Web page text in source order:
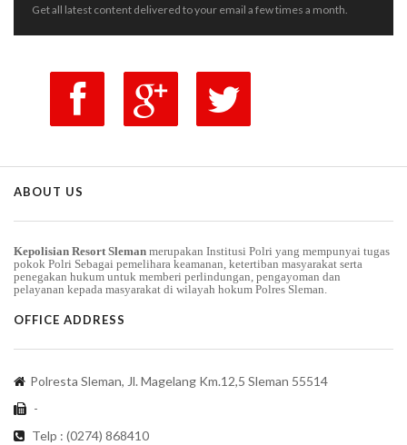
Get all latest content delivered to your email a few times a month.
ABOUT US
Kepolisian Resort Sleman merupakan Institusi Polri yang mempunyai tugas
pokok Polri Sebagai pemelihara keamanan, ketertiban masyarakat serta
penegakan hukum untuk memberi perlindungan, pengayoman dan
pelayanan kepada masyarakat di wilayah hokum Polres Sleman.
OFFICE ADDRESS
Polresta Sleman, Jl. Magelang Km.12,5 Sleman 55514
-
Telp : (0274) 868410